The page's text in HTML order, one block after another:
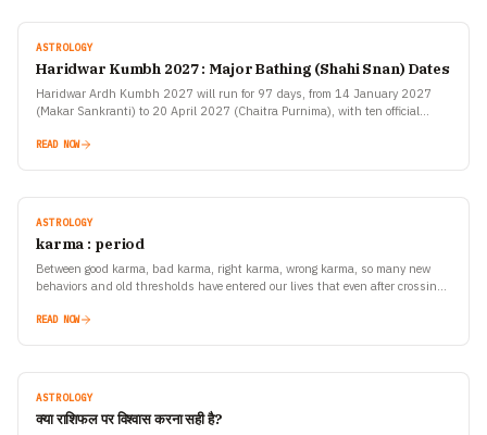
ASTROLOGY
Haridwar Kumbh 2027 : Major Bathing (Shahi Snan) Dates
Haridwar Ardh Kumbh 2027 will run for 97 days, from 14 January 2027
(Makar Sankranti) to 20 April 2027 (Chaitra Purnima), with ten official
READ NOW
ASTROLOGY
karma : period
Between good karma, bad karma, right karma, wrong karma, so many new
behaviors and old thresholds have entered our lives that even after crossing
own existence
READ NOW
ASTROLOGY
क्या राशिफल पर विश्वास करना सही है?